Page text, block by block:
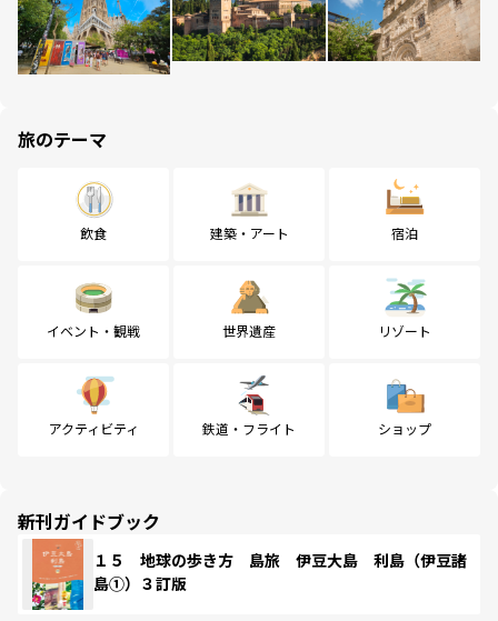
旅のテーマ
飲食 建築・アート 宿泊
イベント・観戦 世界遺産 リゾート
アクティビティ 鉄道・フライト ショップ
新刊ガイドブック
１５ 地球の歩き方 島旅 伊豆大島 利島（伊豆諸
島①）３訂版